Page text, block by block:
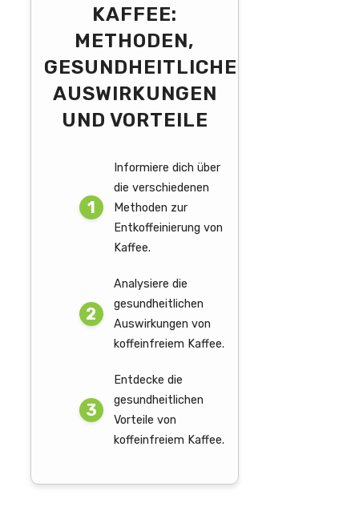
KAFFEE:
METHODEN,
GESUNDHEITLICHE
AUSWIRKUNGEN
UND VORTEILE
Informiere dich über
die verschiedenen
Methoden zur
Entkoffeinierung von
Kaffee.
Analysiere die
gesundheitlichen
Auswirkungen von
koffeinfreiem Kaffee.
Entdecke die
gesundheitlichen
Vorteile von
koffeinfreiem Kaffee.